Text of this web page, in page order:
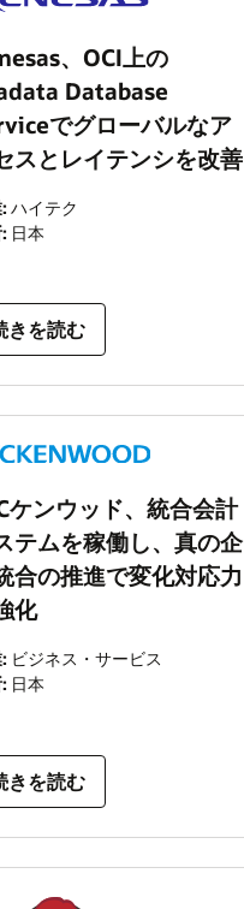
、OCI上の
Database
でグローバルなア
スとレイテンシを改善
ハイテク
日本
きを読む
ケンウッド、統合会計
テムを稼働し、真の企
合の推進で変化対応力
化
ビジネス・サービス
日本
きを読む